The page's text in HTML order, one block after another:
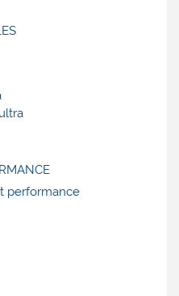
performance